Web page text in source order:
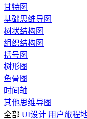
甘特图
基础思维导图
树状结构图
组织结构图
括号图
树形图
鱼骨图
时间轴
其他思维导图
全部 UI设计 用户旅程